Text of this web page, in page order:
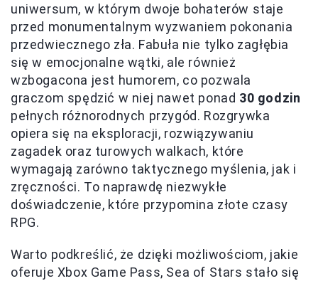
uniwersum, w którym dwoje bohaterów staje
przed monumentalnym wyzwaniem pokonania
przedwiecznego zła. Fabuła nie tylko zagłębia
się w emocjonalne wątki, ale również
wzbogacona jest humorem, co pozwala
graczom spędzić w niej nawet ponad 30 godzin
pełnych różnorodnych przygód. Rozgrywka
opiera się na eksploracji, rozwiązywaniu
zagadek oraz turowych walkach, które
wymagają zarówno taktycznego myślenia, jak i
zręczności. To naprawdę niezwykłe
doświadczenie, które przypomina złote czasy
RPG.
Warto podkreślić, że dzięki możliwościom, jakie
oferuje Xbox Game Pass, Sea of Stars stało się